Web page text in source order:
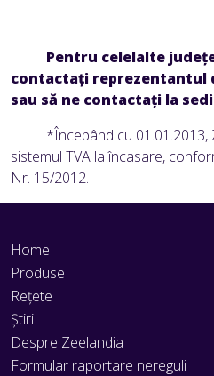
Pentru celelalte judeţe,
contactaţi reprezentantul
sau să ne contactaţi la
*Începând cu 01.01.2013,
sistemul TVA la încasare,
Nr. 15/2012.
Home
Produse
Rețete
Știri
Despre Zeelandia
Formular raportare nereguli